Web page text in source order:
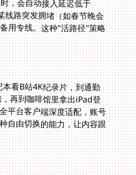
看B站4K纪录片，到通勤
再到咖啡馆里拿出iPad登
台客户端深度适配，账号
自由切换的能力，让内容跟